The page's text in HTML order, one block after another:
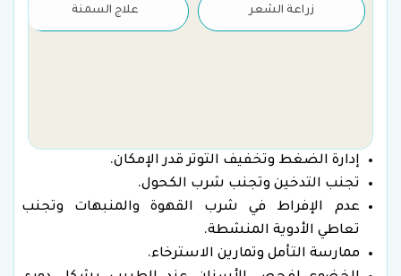
زراعة الشعر علاج السمنة
إدارة الضغط وتخفيف التوتر قدر الإمكان.
تجنب التدخين وتجنب شرب الكحول.
عدم الإفراط في شرب القهوة والمنبهات وتجنب
تعاطي الأدوية المنشطة.
ممارسة التأمل وتمارين الاسترخاء.